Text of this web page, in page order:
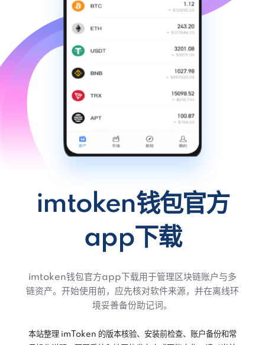
imtoken钱包官方
app下载
imtoken钱包官方app下载用于管理区块链账户与多
链资产。开始使用前，应先核对软件来源，并在离线环
境妥善备份助记词。
本站整理 imToken 的版本核验、安装前检查、账户备份和常